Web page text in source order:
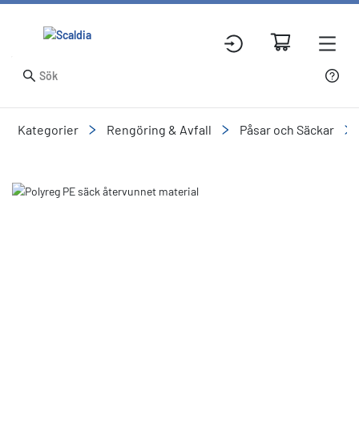
Kategorier Rengöring & Avfall Påsar och Säckar
Slide 1 of 2